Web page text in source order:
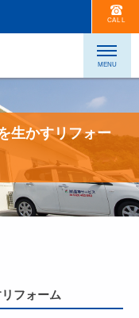
CALL
生かすリフォー
フォーム